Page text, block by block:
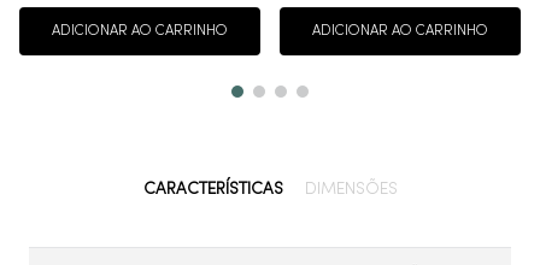
ADICIONAR AO CARRINHO ADICIONAR AO CARRINHO
CARACTERÍSTICAS DIMENSÕES